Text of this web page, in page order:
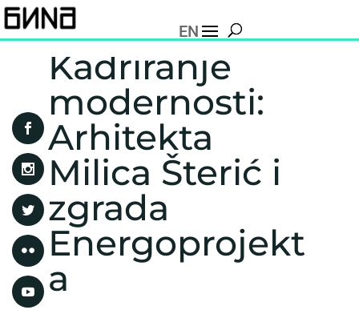
EN
Kadriranje
modernosti:
Arhitekta
Milica Šterić i
zgrada
Energoprojekt
a